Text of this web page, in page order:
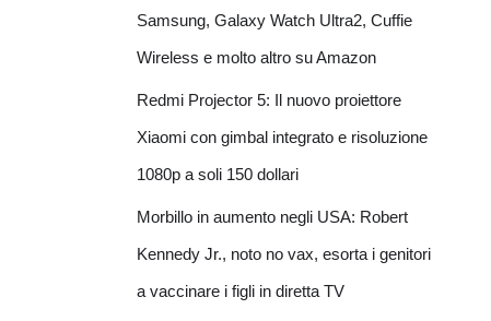
Samsung, Galaxy Watch Ultra2, Cuffie
Wireless e molto altro su Amazon
Redmi Projector 5: Il nuovo proiettore
Xiaomi con gimbal integrato e risoluzione
1080p a soli 150 dollari
Morbillo in aumento negli USA: Robert
Kennedy Jr., noto no vax, esorta i genitori
a vaccinare i figli in diretta TV